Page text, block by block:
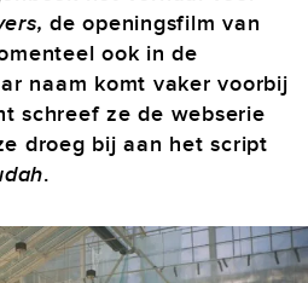
de openingsfilm van
ook in de
naam komt vaker voorbij
schreef ze de webserie
droeg bij aan het script
.